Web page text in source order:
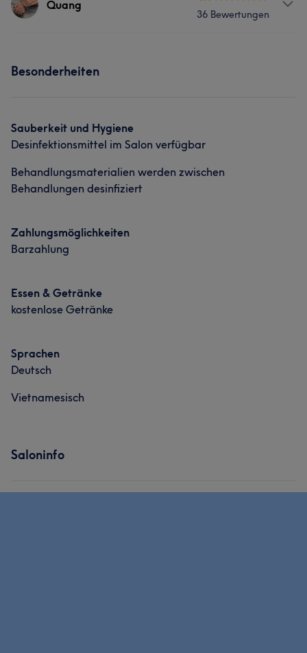
Was unsere Kunden über Lan sagen
Was unsere Kunden über Kim sagen
Detailverliebt 6
Quang
36 Bewertungen
Inhaber
Friseur Massage
Was unsere Kunden über Quang sagen
Besonderheiten
Sauberkeit und Hygiene
Desinfektionsmittel im Salon verfügbar
Behandlungsmaterialien werden zwischen
Behandlungen desinfiziert
Zahlungsmöglichkeiten
Barzahlung
Essen & Getränke
kostenlose Getränke
Sprachen
Deutsch
Vietnamesisch
Saloninfo